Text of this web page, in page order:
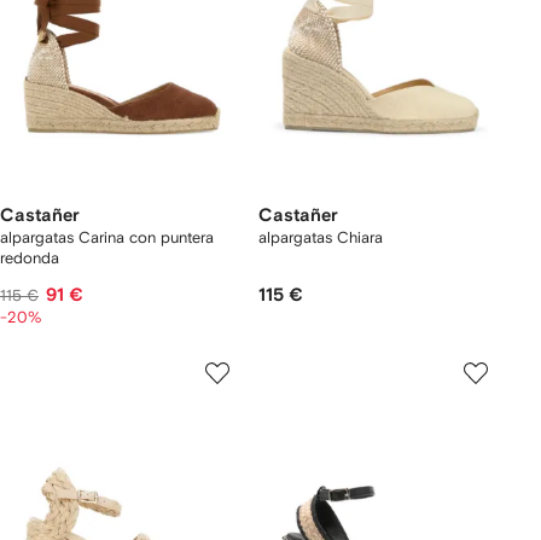
Castañer
alpargatas Carina con puntera
redonda
115 € 91 €
-20%
Castañer
alpargatas Chiara
115 €